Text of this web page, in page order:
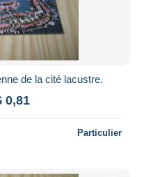
de la cité lacustre.
0,81
Particulier